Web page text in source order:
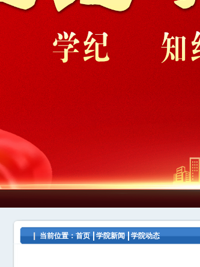
当前位置：首页 学院新闻 学院动态